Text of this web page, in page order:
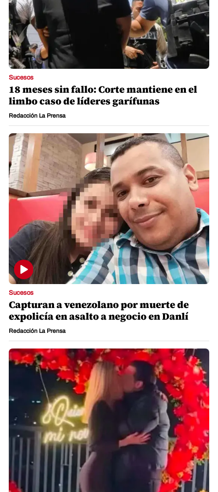
Sucesos
18 meses sin fallo: Corte mantiene en el
limbo caso de líderes garífunas
Redacción La Prensa
Sucesos
Capturan a venezolano por muerte de
expolicía en asalto a negocio en Danlí
Redacción La Prensa